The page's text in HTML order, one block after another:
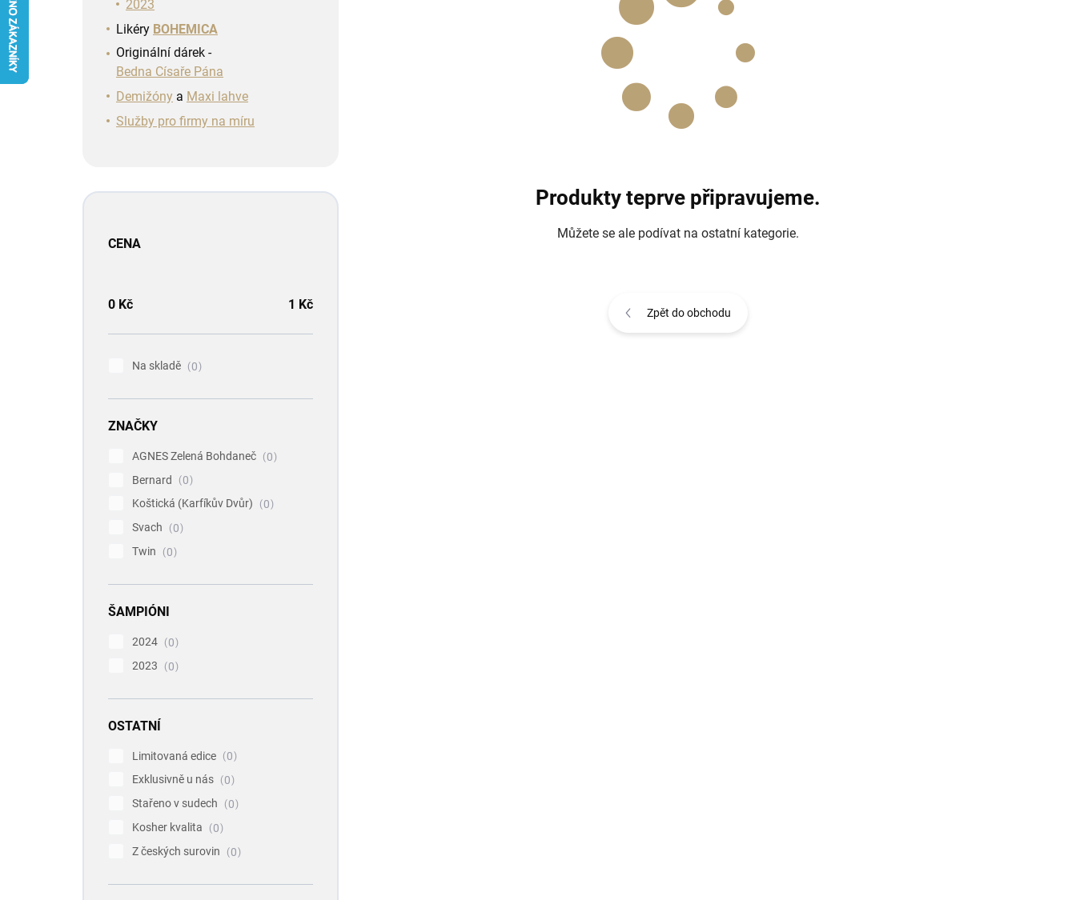
2023
Likéry BOHEMICA
Originální dárek -
Bedna Císaře Pána
Demižóny a Maxi lahve
Služby pro firmy na míru
CENA
0 Kč 1 Kč
Na skladě 0
ZNAČKY
AGNES Zelená Bohdaneč
0
Bernard
0
Koštická (Karfíkův Dvůr)
0
Svach
0
Twin
0
ŠAMPIÓNI
2024
0
2023
0
OSTATNÍ
Limitovaná edice
0
Exklusivně u nás
0
Stařeno v sudech
0
Kosher kvalita
0
Z českých surovin
0
Produkty teprve připravujeme.
Můžete se ale podívat na ostatní kategorie.
Zpět do obchodu